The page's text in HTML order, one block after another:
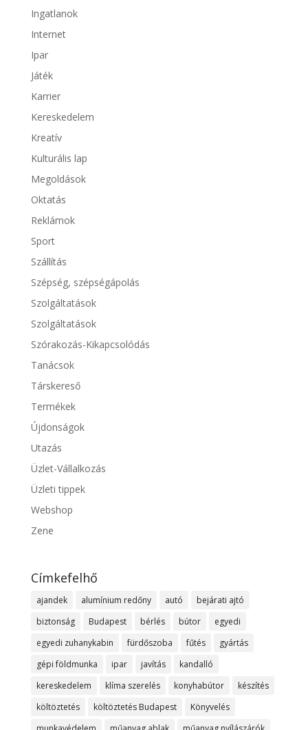
Ingatlanok
Internet
Ipar
Játék
Karrier
Kereskedelem
Kreatív
Kulturális lap
Megoldások
Oktatás
Reklámok
Sport
Szállítás
Szépség, szépségápolás
Szolgáltatások
Szolgáltatások
Szórakozás-Kikapcsolódás
Tanácsok
Társkereső
Termékek
Újdonságok
Utazás
Üzlet-Vállalkozás
Üzleti tippek
Webshop
Zene
Címkefelhő
ajandek alumínium redőny autó
bejárati ajtó
biztonság
Budapest bérlés bútor
egyedi
egyedi zuhanykabin
fürdőszoba fűtés
gyártás
gépi földmunka
ipar javítás
kandalló
kereskedelem
klíma szerelés konyhabútor
készítés
költöztetés
költöztetés Budapest
Könyvelés